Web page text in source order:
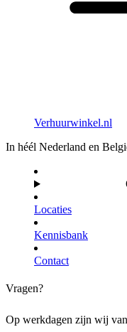
Verhuurwinkel.nl
In héél Nederland en
Locaties
Kennisbank
Contact
Vragen?
Op werkdagen zijn wij